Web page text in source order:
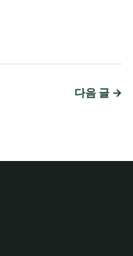
다음 글 →